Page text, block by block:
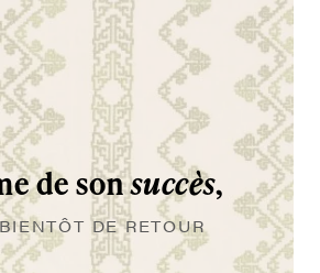
de sonsuccès,
DE RETOUR